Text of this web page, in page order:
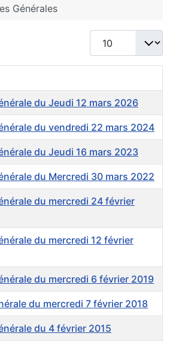
Générales
Afficher #
du Jeudi 12 mars 2026
du vendredi 22 mars 2024
du Jeudi 16 mars 2023
du Mercredi 30 mars 2022
du mercredi 24 février
du mercredi 12 février
du mercredi 6 février 2019
du mercredi 7 février 2018
du 4 février 2015